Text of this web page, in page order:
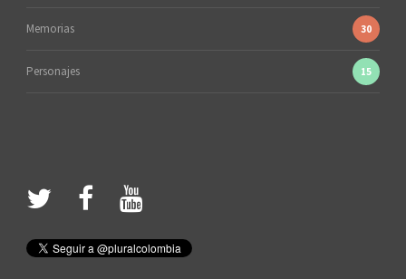
Memorias 30
Personajes 15